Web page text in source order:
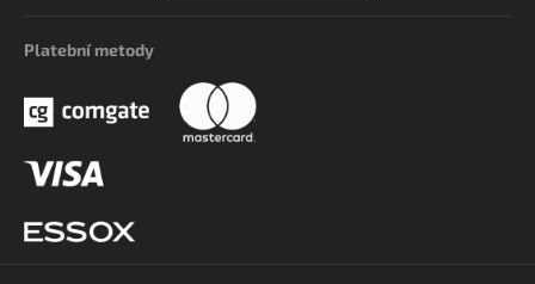
Platební metody